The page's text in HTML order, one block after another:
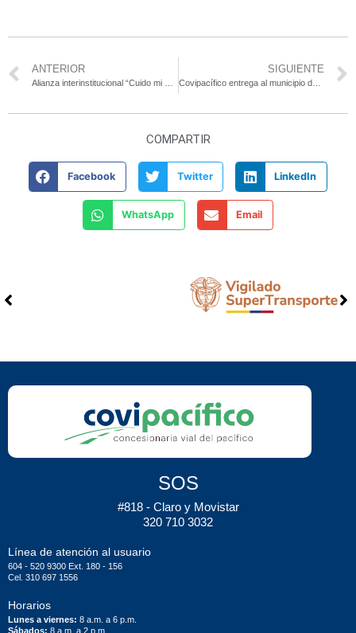
ANTERIOR SIGUIENTE
Covipacífico entrega al municipio de Venecia los hallazgos arqueológicos del Proyecto para su exhibición en una sala museo
COMPARTIR
Facebook Twitter LinkedIn
WhatsApp Email
SOS
#818 - Claro y Movistar
320 710 3032
Línea de atención al usuario
604 - 520 9300 Ext. 180 - 156
Cel. 310 697 1556
Horarios
Lunes a viernes: 8 a.m. a 6 p.m.
Sábados: 8 a.m. a 2 p.m.